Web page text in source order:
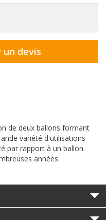
devis
de deux ballons formant
variété d'utilisations
par rapport à un ballon
années